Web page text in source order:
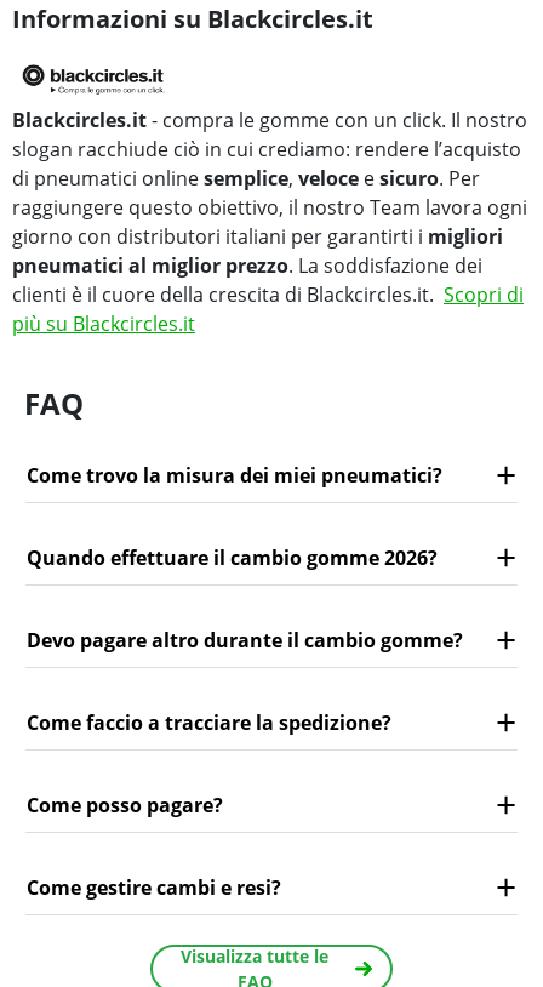
Informazioni su Blackcircles.it
Blackcircles.it- compra le gomme con un click. Il nostro
slogan racchiude ciò in cui crediamo: rendere l’acquisto
di pneumatici onlinesemplice, veloce esicuro. Per
raggiungere questo obiettivo, il nostro Team lavora ogni
giorno con distributori italiani per garantirti i migliori
pneumatici al miglior prezzo. La soddisfazione dei
clienti è il cuore della crescita di Blackcircles.it. Scopri di
più su Blackcircles.it
FAQ
Come trovo la misura dei miei pneumatici?
Quando effettuare il cambio gomme 2026?
Devo pagare altro durante il cambio gomme?
Come faccio a tracciare la spedizione?
Come posso pagare?
Come gestire cambi e resi?
Visualizza tutte le
FAQ